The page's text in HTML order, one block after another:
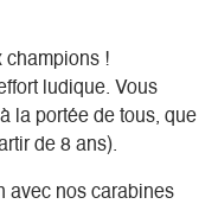
champions !
ludique. Vous
la portée de tous, que
de 8 ans).
avec nos carabines